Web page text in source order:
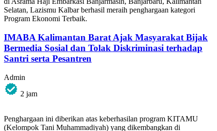
Selatan, Lazismu Kalbar berhasil meraih penghargaan kategori
Program Ekonomi Terbaik.
IMABA Kalimantan Barat Ajak Masyarakat Bijak
Bermedia Sosial dan Tolak Diskriminasi terhadap
Santri serta Pesantren
Admin
2 jam
Penghargaan ini diberikan atas keberhasilan program KITAMU
(Kelompok Tani Muhammadiyah) yang dikembangkan di